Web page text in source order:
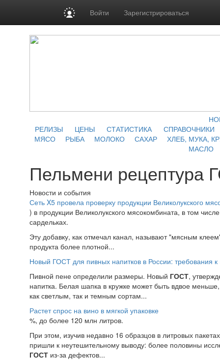
Войти Зарегистрироваться
РЕЛИЗЫ
ЦЕНЫ СТАТИСТИКА
СПРАВОЧНИКИ
МЯСО
РЫБА МОЛОКО САХАР
ХЛЕБ, МУКА,
МАСЛО
Пельмени рецептура
Новости и события
Сеть X5 провела проверку продукции Великолукского
) в продукции Великолукского мясокомбината, в том
сардельках.
Эту добавку, как отмечал канал, называют "мясным
продукта более плотной...
Новый ГОСТ для пивных напитков в России: требования к
Пивной пене определили размеры. Новый ГОСТ,
напитка. Белая шапка в кружке может быть вдвое
как светлым, так и темным сортам...
Растет спрос на вино в мягкой упаковке
%, до более 120 млн литров.
При этом, изучив недавно 16 образцов в литровых
пришли к неутешительному выводу: более половины
ГОСТ из-за дефектов...